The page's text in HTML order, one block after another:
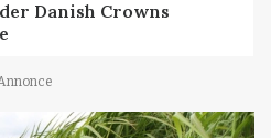
Danish Crowns